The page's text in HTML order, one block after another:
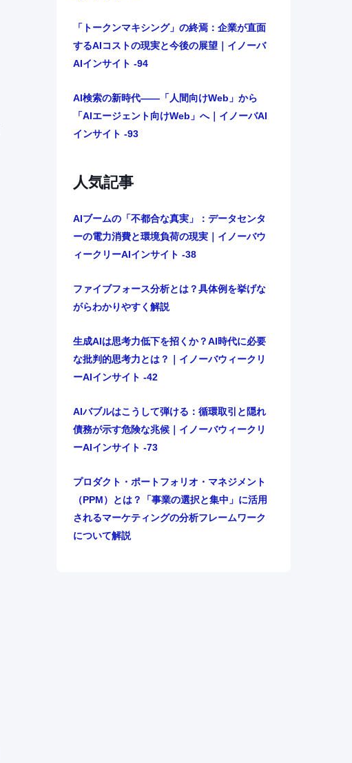
「トークンマキシング」の終焉：企業が直面
するAIコストの現実と今後の展望｜イノーバ
AIインサイト -94
AI検索の新時代――「人間向けWeb」から
「AIエージェント向けWeb」へ｜イノーバAI
インサイト -93
人気記事
AIブームの「不都合な真実」：データセンタ
ーの電力消費と環境負荷の現実｜イノーバウ
ィークリーAIインサイト -38
ファイブフォース分析とは？具体例を挙げな
がらわかりやすく解説
生成AIは思考力低下を招くか？AI時代に必要
な批判的思考力とは？｜イノーバウィークリ
ーAIインサイト -42
AIバブルはこうして弾ける：循環取引と隠れ
債務が示す危険な兆候｜イノーバウィークリ
ーAIインサイト -73
プロダクト・ポートフォリオ・マネジメント
（PPM）とは？「事業の選択と集中」に活用
されるマーケティングの分析フレームワーク
について解説